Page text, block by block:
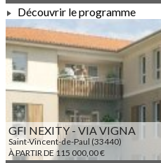
À PARTIR DE 165 000,00 €
Découvrir le programme
GFI NEXITY - VIA VIGNA
Saint-Vincent-de-Paul (33440)
À PARTIR DE 115 000,00 €